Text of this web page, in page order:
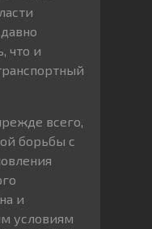
что и
всего,
борьбы с
и
условиям